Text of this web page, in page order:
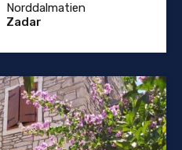
Norddalmatien
Zadar